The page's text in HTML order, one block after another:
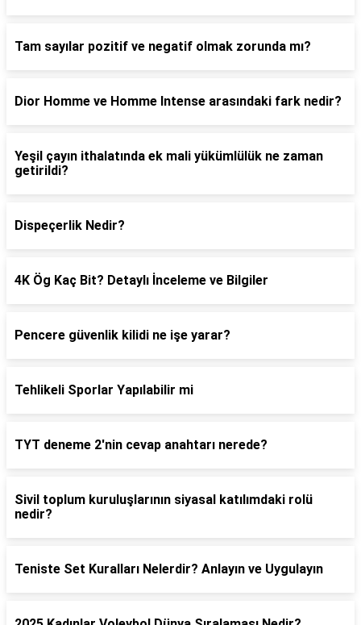
Tam sayılar pozitif ve negatif olmak zorunda mı?
Dior Homme ve Homme Intense arasındaki fark nedir?
Yeşil çayın ithalatında ek mali yükümlülük ne zaman
getirildi?
Dispeçerlik Nedir?
4K Ög Kaç Bit? Detaylı İnceleme ve Bilgiler
Pencere güvenlik kilidi ne işe yarar?
Tehlikeli Sporlar Yapılabilir mi
TYT deneme 2'nin cevap anahtarı nerede?
Sivil toplum kuruluşlarının siyasal katılımdaki rolü
nedir?
Teniste Set Kuralları Nelerdir? Anlayın ve Uygulayın